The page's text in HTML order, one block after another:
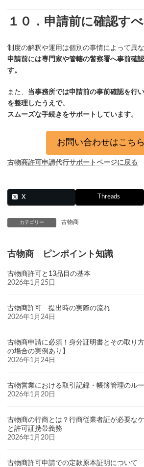
１０．申請前に確認す
制度の解釈や運用は個別の事情によって異な
申請前には専門家や管轄の警察署へ事前確
す。
また、 当事務所では申請前の事前確認を行
を整理したうえで、
スムーズな手続きをサポートしています。
お問い合わせはこち
古物商許可申請代行サポートページに戻る
X Threads
カテゴリー 古物商
古物商 ピンポイント知識
古物商許可と13品目の基本
2026年1月25日
古物商許可 提出時の実際の流れ
2026年1月24日
古物商申請に必須！身分証明書とその取り
の場合の実例あり】
2026年1月24日
古物営業における取引記録・帳簿管理のル
2026年1月20日
古物商の行商とは？行商従業者証が必要な
と許可証携帯義務
2026年1月20日
古物商許可申請での定款原本証明について